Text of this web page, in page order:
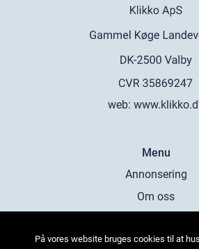
web:
Menu
Annonsering
Om oss
Kontakta oss
På vores website bruges cookies til at